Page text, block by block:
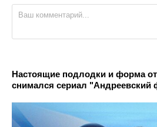
Настоящие подлодки и форма
снимался сериал "Андреевский